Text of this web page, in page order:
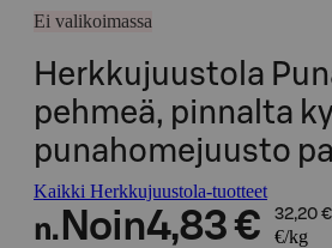
Ei valikoimassa
Herkkujuustola
pehmeä, pinnalta
punahomejuusto
Kaikki Herkkujuustola-tuotteet
n. Noin4,83 € 32,20
€/kg